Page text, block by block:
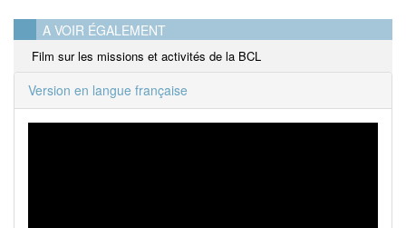
A VOIR ÉGALEMENT
Film sur les missions et activités de la BCL
Version en langue française